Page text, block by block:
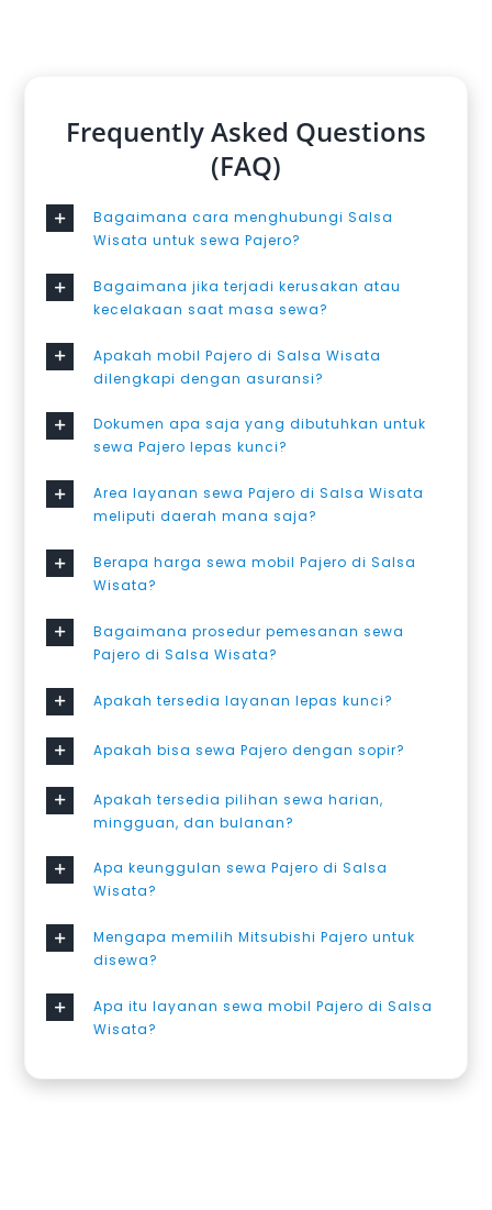
Frequently Asked Questions
(FAQ)
Bagaimana cara menghubungi Salsa
Wisata untuk sewa Pajero?
Bagaimana jika terjadi kerusakan atau
kecelakaan saat masa sewa?
Apakah mobil Pajero di Salsa Wisata
dilengkapi dengan asuransi?
Dokumen apa saja yang dibutuhkan untuk
sewa Pajero lepas kunci?
Area layanan sewa Pajero di Salsa Wisata
meliputi daerah mana saja?
Berapa harga sewa mobil Pajero di Salsa
Wisata?
Bagaimana prosedur pemesanan sewa
Pajero di Salsa Wisata?
Apakah tersedia layanan lepas kunci?
Apakah bisa sewa Pajero dengan sopir?
Apakah tersedia pilihan sewa harian,
mingguan, dan bulanan?
Apa keunggulan sewa Pajero di Salsa
Wisata?
Mengapa memilih Mitsubishi Pajero untuk
disewa?
Apa itu layanan sewa mobil Pajero di Salsa
Wisata?